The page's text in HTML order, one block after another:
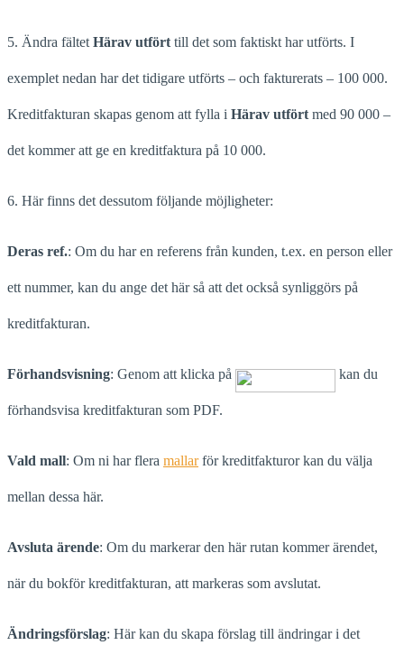
5. Ändra fältet Härav utfört till det som faktiskt har utförts. I
exemplet nedan har det tidigare utförts – och fakturerats – 100 000.
Kreditfakturan skapas genom att fylla i Härav utfört med 90 000 –
det kommer att ge en kreditfaktura på 10 000.
6. Här finns det dessutom följande möjligheter:
Deras ref.: Om du har en referens från kunden, t.ex. en person eller
ett nummer, kan du ange det här så att det också synliggörs på
kreditfakturan.
Förhandsvisning: Genom att klicka på kan du
förhandsvisa kreditfakturan som PDF.
Vald mall: Om ni har flera mallarför kreditfakturor kan du välja
mellan dessa här.
Avsluta ärende: Om du markerar den här rutan kommer ärendet,
när du bokför kreditfakturan, att markeras som avslutat.
Ändringsförslag: Här kan du skapa förslag till ändringar i det